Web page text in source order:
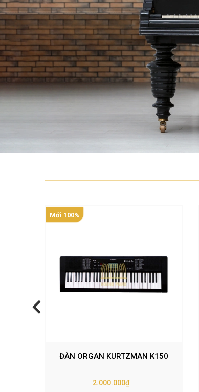
Mới 100%
ĐÀN ORGAN KURTZMAN K150
2.000.000₫